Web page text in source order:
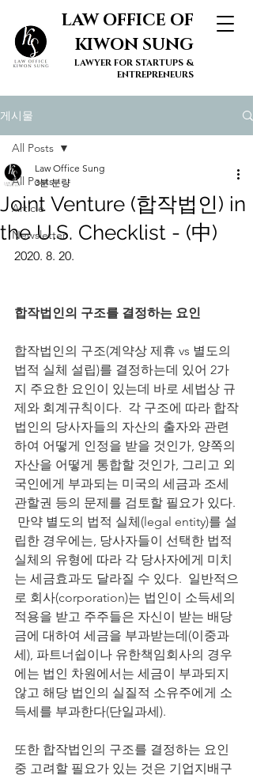
LAW OFFICE OF
KIWON SUNG
LAWYER FOR STARTUPS &
ENTREPRENEURS
게시물
All Posts
Article
Newsletter
All Posts
Joint Venture (합작법인) in
the U.S. Checklist - (中)
Law Office Sung
3분 분량
2020. 8. 20.
합작법인의 구조를 결정하는 요인
합작법인의 구조(계약상 제휴 vs 별도의
법적 실체 설립)를 결정하는데 있어 2가
지 주요한 요인이 있는데 바로 세법상 규
제와 회계규칙이다.  각 구조에 따라 합작
법인의 당사자들의 자산의 출자와 관련
하여 어떻게 인정을 받을 것인가, 양쪽의
자산을 어떻게 통합할 것인가, 그리고 외
국인에게 부과되는 미국의 세금과 조세
관할권 등의 문제를 검토할 필요가 있다.
만약 별도의 법적 실체(legal entity)를 설
립한 경우에는, 당사자들이 선택한 법적
실체의 유형에 따라 각 당사자에게 미치
는 세금효과도 달라질 수 있다.  일반적으
로 회사(corporation)는 법인이 소득세의
적용을 받고 주주들은 자신이 받는 배당
금에 대하여 세금을 부과받는데(이중과
세), 파트너쉽이나 유한책임회사의 경우
에는 법인 차원에서는 세금이 부과되지
않고 해당 법인의 실질적 소유주에게 소
득세를 부과한다(단일과세).
또한 합작법인의 구조를 결정하는 요인
중 고려할 필요가 있는 것은 기업지배구